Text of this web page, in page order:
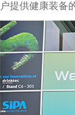
户提供健康装备